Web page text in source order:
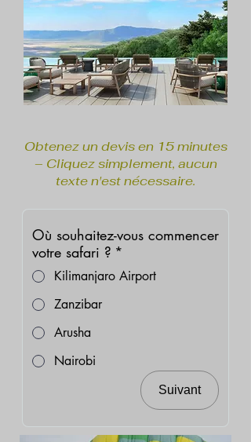
Obtenez un devis en 15 minutes
– Cliquez simplement, aucun
texte n'est nécessaire.
Où souhaitez-vous commencer
votre safari ? *
Kilimanjaro Airport
Zanzibar
Arusha
Nairobi
Suivant